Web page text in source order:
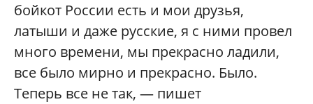
бойкот России есть и мои друзья,
латыши и даже русские, я с ними провел
много времени, мы прекрасно ладили,
все было мирно и прекрасно. Было.
Теперь все не так, — пишет